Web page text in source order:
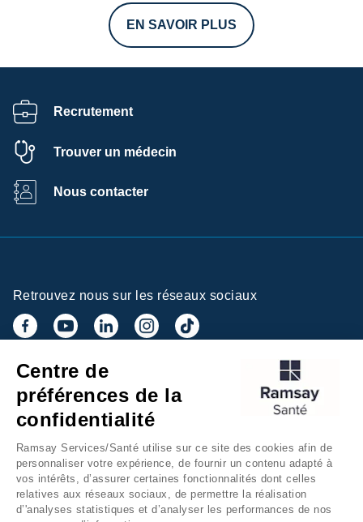
EN SAVOIR PLUS
Recrutement
Trouver un médecin
Nous contacter
Retrouvez nous sur les réseaux sociaux
Inscrivez-vous à la newsletter
Centre de
préférences de la
confidentialité
Ramsay Services/Santé utilise sur ce site des cookies afin de
personnaliser votre expérience, de fournir un contenu adapté à
vos intérêts, d’assurer certaines fonctionnalités dont celles
relatives aux réseaux sociaux, de permettre la réalisation
d’'analyses statistiques et d’analyser les performances de nos